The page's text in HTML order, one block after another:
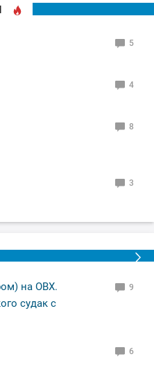
5
4
8
3
на ОВХ.
судак с
9
6